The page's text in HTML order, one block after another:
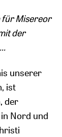
für Misereor
der
unserer
ist
der
Nord und